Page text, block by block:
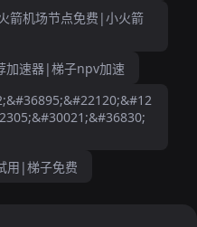
箭机场节点免费|小火箭
加速器|梯子npv加速
用|梯子免费